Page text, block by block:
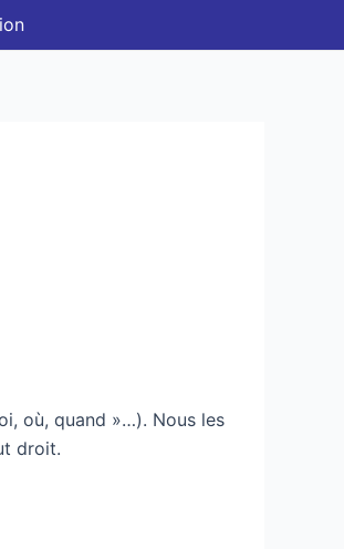
où, quand »…). Nous les
droit.